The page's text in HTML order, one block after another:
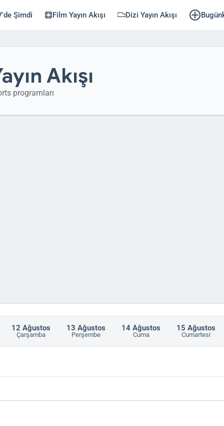
Şimdi Film Yayın Akışı Dizi Yayın Akışı
Akışı
programları
12 Ağustos
Çarşamba
13 Ağustos
Perşembe
14 Ağustos
Cuma
15 Ağustos
Cumartesi